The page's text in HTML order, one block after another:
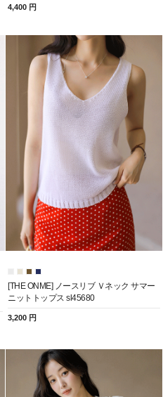
4,400 円
[THE ONME] ノースリブ Ｖネック サマー
ニットトップス sl45680
3,200 円